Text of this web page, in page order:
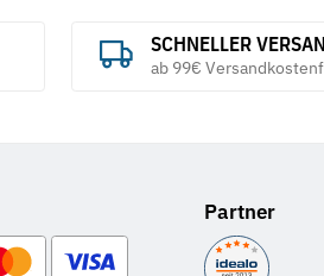
SCHNELLER
ab 99€
Partner